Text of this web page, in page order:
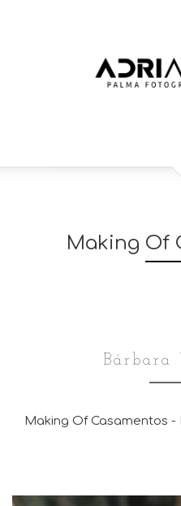
Making Of
Bárbara
Making Of Casamentos -